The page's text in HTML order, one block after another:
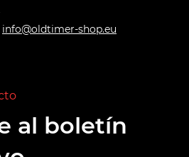
info@oldtimer-shop.eu
al boletín